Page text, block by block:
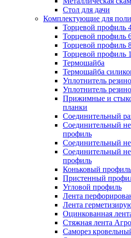
Стол для дачи
Комплектующие для
Торцевой профиль
Торцевой профиль
Торцевой профиль
Торцевой профиль
Термошайба
Термошайба
Уплотнитель
Уплотнитель
Прижимные и
планки
Соединительный
Соединительный
профиль
Соединительный
Соединительный
профиль
Коньковый профиль
Пристенный
Угловой профиль
Лента
Лента
Оцинкованная
Стяжная лента
Саморез